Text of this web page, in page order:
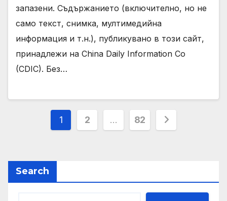
запазени. Съдържанието (включително, но не
само текст, снимка, мултимедийна
информация и т.н.), публикувано в този сайт,
принадлежи на China Daily Information Co
(CDIC). Без…
Posts
1 2 … 82
Search